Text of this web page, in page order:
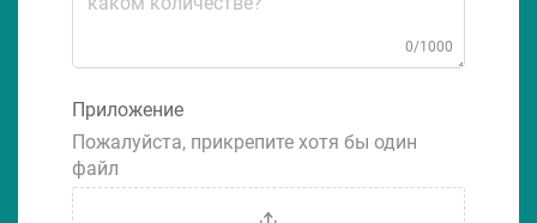
0/1000
Приложение
Пожалуйста, прикрепите хотя бы один
файл